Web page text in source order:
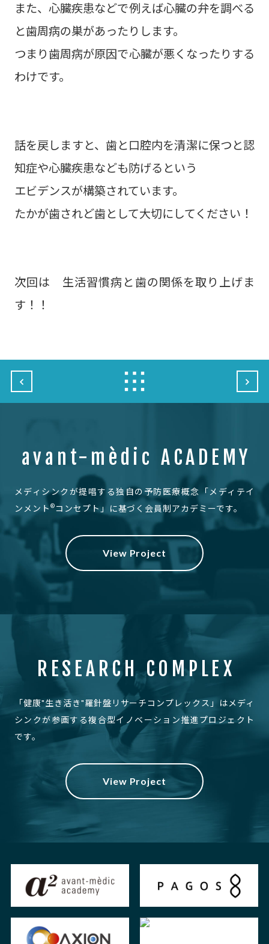
また、心臓疾患などで例えば心臓の弁を調べる
と歯周病の巣があったりします。
つまり歯周病が原因で心臓が悪くなったりする
わけです。
話を戻しますと、歯と口腔内を清潔に保つと認
知症や心臓疾患なども防げるという
エビデンスが構築されています。
たかが歯されど歯として大切にしてください！
次回は 生活習慣病と歯の関係を取り上げま
す！！
avant-mèdic ACADEMY
メディシンクが提唱する独自の予防医療概念 「メディテイ
ンメント ®コンセプト」に基づく会員制アカデミーです。
View Project
RESEARCH COMPLEX
「健康"生き活き"羅針盤リサーチコンプレックス」は メディ
シンクが参画する複合型イノベーション推進プロジェクト
です。
View Project